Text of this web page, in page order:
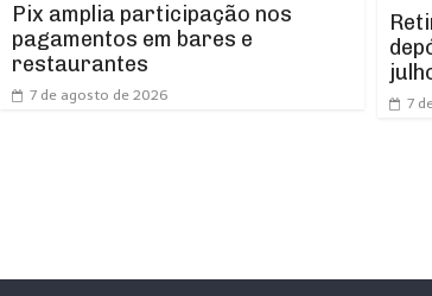
Pix amplia participação nos
pagamentos em bares e
restaurantes
7 de agosto de 2026 7